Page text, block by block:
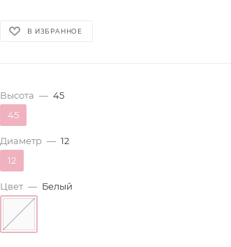
В ИЗБРАННОЕ
Высота — 45
45
Диаметр — 12
12
Цвет — Белый